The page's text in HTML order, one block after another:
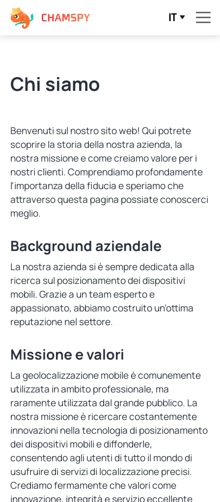
IT
Chi siamo
Benvenuti sul nostro sito web! Qui potrete
scoprire la storia della nostra azienda, la
nostra missione e come creiamo valore per i
nostri clienti. Comprendiamo profondamente
l'importanza della fiducia e speriamo che
attraverso questa pagina possiate conoscerci
meglio.
Background aziendale
La nostra azienda si è sempre dedicata alla
ricerca sul posizionamento dei dispositivi
mobili. Grazie a un team esperto e
appassionato, abbiamo costruito un'ottima
reputazione nel settore.
Missione e valori
La geolocalizzazione mobile è comunemente
utilizzata in ambito professionale, ma
raramente utilizzata dal grande pubblico. La
nostra missione è ricercare costantemente
innovazioni nella tecnologia di posizionamento
dei dispositivi mobili e diffonderle,
consentendo agli utenti di tutto il mondo di
usufruire di servizi di localizzazione precisi.
Crediamo fermamente che valori come
innovazione, integrità e servizio eccellente